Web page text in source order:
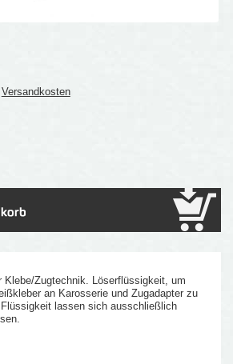
Versandkosten
Klebe/Zugtechnik. Löserflüssigkeit, um
an Karosserie und Zugadapter zu
lassen sich ausschließlich